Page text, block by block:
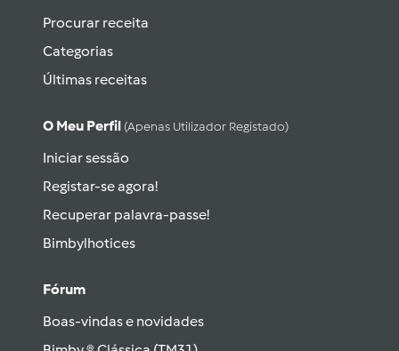
Procurar receita
Categorias
Últimas receitas
O Meu Perfil (apenas Utilizador Registado)
Iniciar sessão
Registar-se agora!
Recuperar palavra-passe!
Bimbylhotices
Fórum
Boas-vindas e novidades